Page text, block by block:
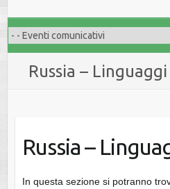
Russia –
Russia –
In questa sezione si potranno